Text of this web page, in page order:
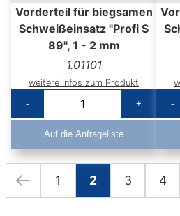
Vorderteil für biegsamen
Schweißeinsatz "Profi S
89", 1 - 2 mm
1.01101
weitere Infos zum Produkt
-
+
Auf die Anfrageliste
-
SeiteSeite
ZurückSeite
1 Sie lesen
2 Seite
3 4